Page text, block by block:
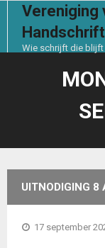
Vereniging
Wie schrijft die blijft
De
Contact
Documenten
UITNODIGING 8
17 september